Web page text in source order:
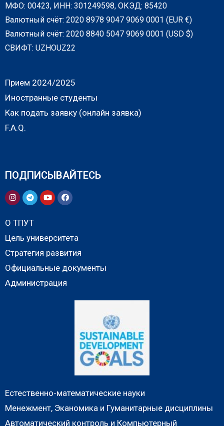
МФО: 00423, ИНН: 301249598, ОКЭД: 85420
Валютный счёт: 2020 8978 9047 9069 0001 (EUR €)
Валютный счёт: 2020 8840 5047 9069 0001 (USD $)
СВИФТ: UZHOUZ22
Прием 2024/2025
Иностранные студенты
Как подать заявку (онлайн заявка)
F.A.Q.
ПОДПИСЫВАЙТЕСЬ
О ТПУТ
Цель университета
Стратегия развития
Официальные документы
Администрация
Естественно-математические науки
Менежмент, Эканомика и Гуманитарные дисциплины
Автоматический контроль и Компьютерный